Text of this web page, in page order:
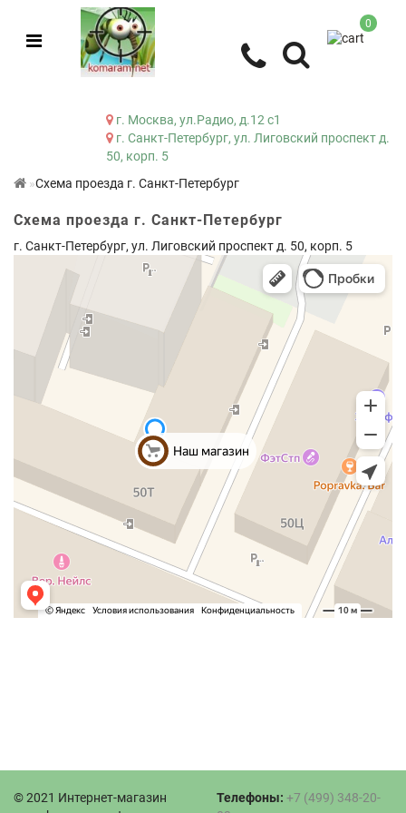
0
г. Москва, ул.Радио, д.12 с1
г. Санкт-Петербург, ул. Лиговский проспект д.
50, корп. 5
Схема проезда г. Санкт-Петербург
Схема проезда г. Санкт-Петербург
г. Санкт-Петербург, ул. Лиговский проспект д. 50, корп. 5
© 2021 Интернет-магазин
Телефоны: +7 (499) 348-20-